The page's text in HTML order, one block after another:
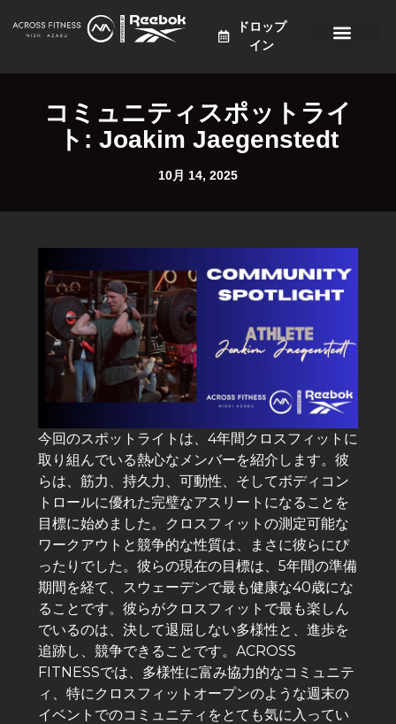
ドロップ
イン
コミュニティスポットライ
ト: Joakim Jaegenstedt
10月 14, 2025
今回のスポットライトは、4年間クロスフィットに
取り組んでいる熱心なメンバーを紹介します。彼
らは、筋力、持久力、可動性、そしてボディコン
トロールに優れた完璧なアスリートになることを
目標に始めました。クロスフィットの測定可能な
ワークアウトと競争的な性質は、まさに彼らにぴ
ったりでした。彼らの現在の目標は、5年間の準備
期間を経て、スウェーデンで最も健康な40歳にな
ることです。彼らがクロスフィットで最も楽しん
でいるのは、決して退屈しない多様性と、進歩を
追跡し、競争できることです。ACROSS
FITNESSでは、多様性に富み協力的なコミュニテ
ィ、特にクロスフィットオープンのような週末の
イベントでのコミュニティをとても気に入ってい